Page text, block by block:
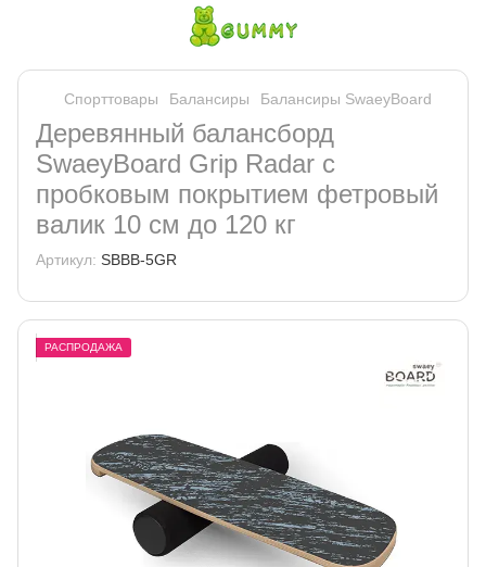
Спорттовары Балансиры Балансиры SwaeyBoard
Деревянный балансборд
SwaeyBoard Grip Radar с
пробковым покрытием фетровый
валик 10 см до 120 кг
Артикул: SBBB-5GR
РАСПРОДАЖА